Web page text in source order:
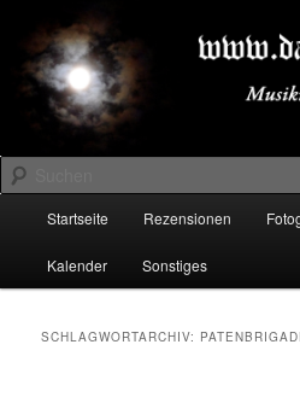
primären
Inhalt
springen
sekundären
Inhalt
springenDARK-
Suchen
Startseite Rezensionen
Kalender Sonstiges
SCHLAGWORTARCHIV: